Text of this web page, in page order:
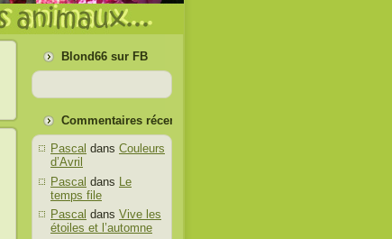
Blond66 sur FB
Commentaires récents
Pascal dans Couleurs
d’Avril
Pascal dans Le
temps file
Pascal dans Vive les
étoiles et l’automne